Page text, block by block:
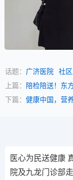
话题： 广济医院 社
上篇：
陪检陪送！东
下篇： 健康中国，营
医心为民送健康
院及九龙门诊部